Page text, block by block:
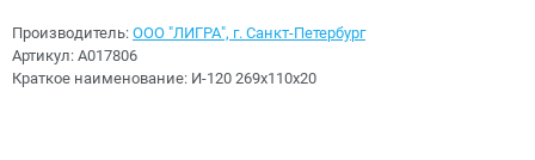
Производитель: ООО "ЛИГРА", г. Санкт-Петербург
Артикул: A017806
Краткое наименование: И-120 269х110х20